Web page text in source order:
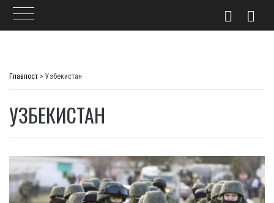
Главпост > Узбекистан
УЗБЕКИСТАН